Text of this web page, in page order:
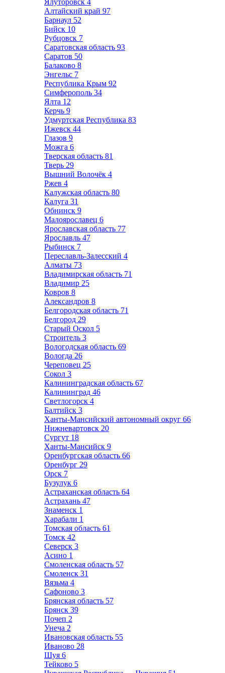
Ялуторовск 4
Алтайский край 97
Барнаул 52
Бийск 10
Рубцовск 7
Саратовская область 93
Саратов 50
Балаково 8
Энгельс 7
Республика Крым 92
Симферополь 34
Ялта 12
Керчь 9
Удмуртская Республика 83
Ижевск 44
Глазов 9
Можга 6
Тверская область 81
Тверь 29
Вышний Волочёк 4
Ржев 4
Калужская область 80
Калуга 31
Обнинск 9
Малоярославец 6
Ярославская область 77
Ярославль 47
Рыбинск 7
Переславль-Залесский 4
Алматы 73
Владимирская область 71
Владимир 25
Ковров 8
Александров 8
Белгородская область 71
Белгород 29
Старый Оскол 5
Строитель 3
Вологодская область 69
Вологда 26
Череповец 25
Сокол 3
Калининградская область 67
Калининград 46
Светлогорск 4
Балтийск 3
Ханты-Мансийский автономный округ 66
Нижневартовск 20
Сургут 18
Ханты-Мансийск 9
Оренбургская область 66
Оренбург 29
Орск 7
Бузулук 6
Астраханская область 64
Астрахань 47
Знаменск 1
Харабали 1
Томская область 61
Томск 42
Северск 3
Асино 1
Смоленская область 57
Смоленск 31
Вязьма 4
Сафоново 3
Брянская область 57
Брянск 39
Почеп 2
Унеча 2
Ивановская область 55
Иваново 28
Шуя 6
Тейково 5